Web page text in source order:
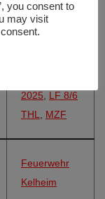
FME
2025
LF 8/6
THL
MZF
Feuerwehr
Kelheim
you consent to
may visit